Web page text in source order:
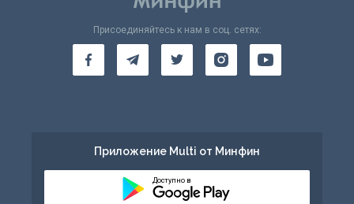
Присоединяйтесь к нам в соц. сетях:
Приложение Multi от Минфин
Доступно в